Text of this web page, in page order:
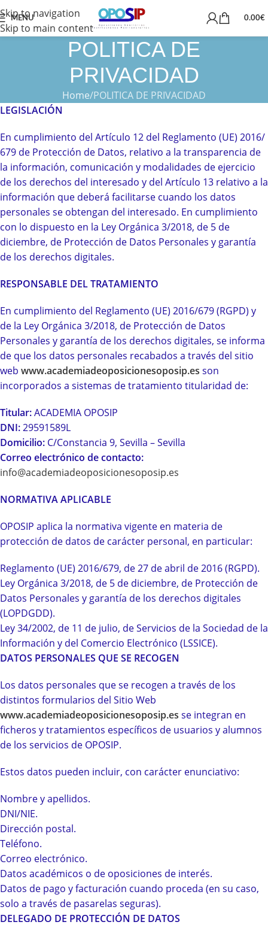
Skip to navigation
Skip to main content
MENU 0.00€
POLITICA DE
PRIVACIDAD
Home POLITICA DE PRIVACIDAD
LEGISLACIÓN
En cumplimiento del Artículo 12 del Reglamento (UE) 2016/
679 de Protección de Datos, relativo a la transparencia de
la información, comunicación y modalidades de ejercicio
de los derechos del interesado y del Artículo 13 relativo a la
información que deberá facilitarse cuando los datos
personales se obtengan del interesado. En cumplimiento
con lo dispuesto en la Ley Orgánica 3/2018, de 5 de
diciembre, de Protección de Datos Personales y garantía
de los derechos digitales.
RESPONSABLE DEL TRATAMIENTO
En cumplimiento del Reglamento (UE) 2016/679 (RGPD) y
de la Ley Orgánica 3/2018, de Protección de Datos
Personales y garantía de los derechos digitales, se informa
de que los datos personales recabados a través del sitio
web www.academiadeoposicionesoposip.es son
incorporados a sistemas de tratamiento titularidad de:
Titular:ACADEMIA OPOSIP
DNI:29591589L
Domicilio: C/Constancia 9, Sevilla – Sevilla
Correo electrónico de contacto:
info@academiadeoposicionesoposip.es
NORMATIVA APLICABLE
OPOSIP aplica la normativa vigente en materia de
protección de datos de carácter personal, en particular:
Reglamento (UE) 2016/679, de 27 de abril de 2016 (RGPD).
Ley Orgánica 3/2018, de 5 de diciembre, de Protección de
Datos Personales y garantía de los derechos digitales
(LOPDGDD).
Ley 34/2002, de 11 de julio, de Servicios de la Sociedad de la
Información y del Comercio Electrónico (LSSICE).
DATOS PERSONALES QUE SE RECOGEN
Los datos personales que se recogen a través de los
distintos formularios del Sitio Web
www.academiadeoposicionesoposip.es se integran en
ficheros y tratamientos específicos de usuarios y alumnos
de los servicios de OPOSIP.
Estos datos pueden incluir, con carácter enunciativo:
Nombre y apellidos.
DNI/NIE.
Dirección postal.
Teléfono.
Correo electrónico.
Datos académicos o de oposiciones de interés.
Datos de pago y facturación cuando proceda (en su caso,
solo a través de pasarelas seguras).
DELEGADO DE PROTECCIÓN DE DATOS